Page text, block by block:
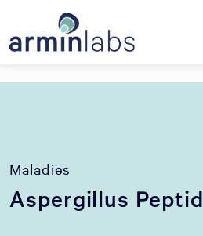
Maladies
Aspergillus Peptid